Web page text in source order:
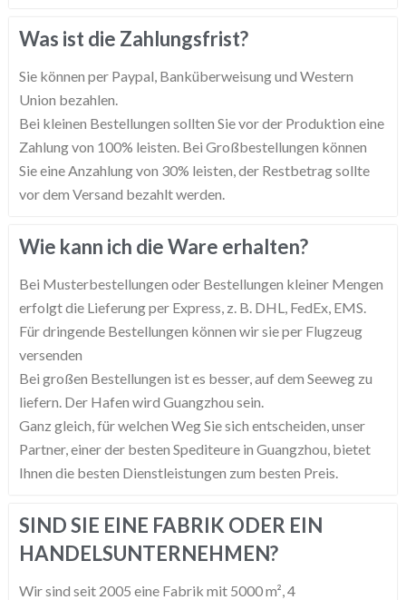
Was ist die Zahlungsfrist?
Sie können per Paypal, Banküberweisung und Western
Union bezahlen.
Bei kleinen Bestellungen sollten Sie vor der Produktion eine
Zahlung von 100% leisten. Bei Großbestellungen können
Sie eine Anzahlung von 30% leisten, der Restbetrag sollte
vor dem Versand bezahlt werden.
Wie kann ich die Ware erhalten?
Bei Musterbestellungen oder Bestellungen kleiner Mengen
erfolgt die Lieferung per Express, z. B. DHL, FedEx, EMS.
Für dringende Bestellungen können wir sie per Flugzeug
versenden
Bei großen Bestellungen ist es besser, auf dem Seeweg zu
liefern. Der Hafen wird Guangzhou sein.
Ganz gleich, für welchen Weg Sie sich entscheiden, unser
Partner, einer der besten Spediteure in Guangzhou, bietet
Ihnen die besten Dienstleistungen zum besten Preis.
SIND SIE EINE FABRIK ODER EIN
HANDELSUNTERNEHMEN?
Wir sind seit 2005 eine Fabrik mit 5000 m², 4